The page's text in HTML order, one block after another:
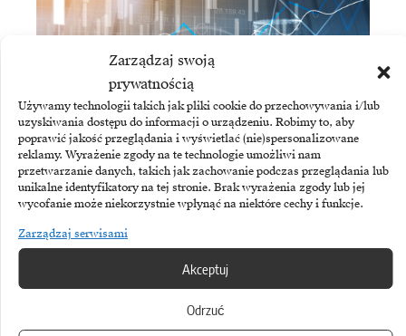
Zarządzaj swoją
prywatnością
Używamy technologii takich jak pliki cookie do przechowywania i/lub
uzyskiwania dostępu do informacji o urządzeniu. Robimy to, aby
poprawić jakość przeglądania i wyświetlać (nie)spersonalizowane
reklamy. Wyrażenie zgody na te technologie umożliwi nam
przetwarzanie danych, takich jak zachowanie podczas przeglądania lub
unikalne identyfikatory na tej stronie. Brak wyrażenia zgody lub jej
wycofanie może niekorzystnie wpłynąć na niektóre cechy i funkcje.
Zarządzaj serwisami
Akceptuj
Odrzuć
ASSECO BUSINESS SOLUTIONS
Asseco Business Solutions: mocny wzrost zysku
i sprzedaży ERP